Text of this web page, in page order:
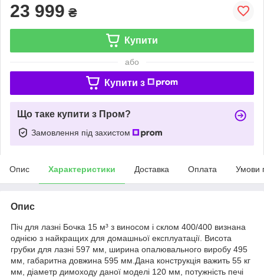
23 999 ₴
Купити
або
Купити з
Що таке купити з Пром?
Замовлення під захистом
Опис Характеристики Доставка Оплата Умови
Опис
Піч для лазні Бочка 15 м³ з виносом і склом 400/400 визнана
однією з найкращих для домашньої експлуатації. Висота
грубки для лазні 597 мм, ширина опалювального виробу 495
мм, габаритна довжина 595 мм.Дана конструкція важить 55 кг
мм, діаметр димоходу даної моделі 120 мм, потужність печі